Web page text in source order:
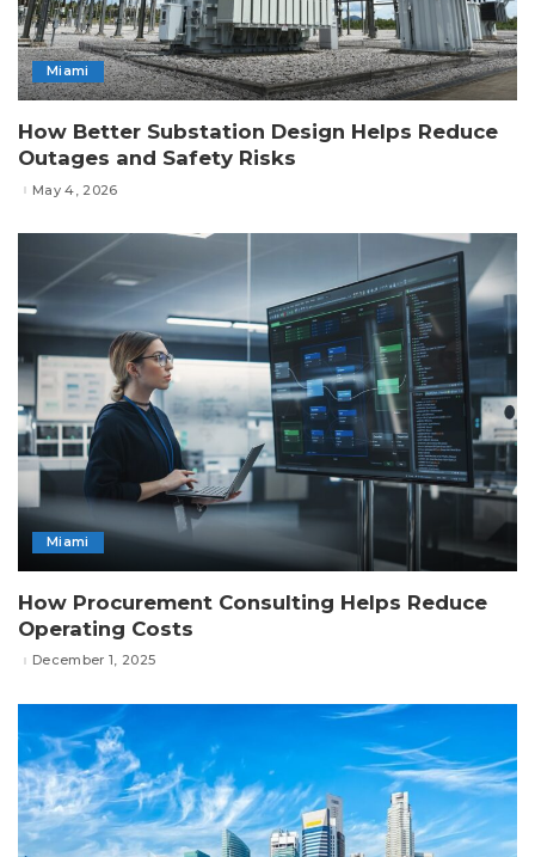
Miami
How Better Substation Design Helps Reduce
Outages and Safety Risks
May 4, 2026
Miami
How Procurement Consulting Helps Reduce
Operating Costs
December 1, 2025